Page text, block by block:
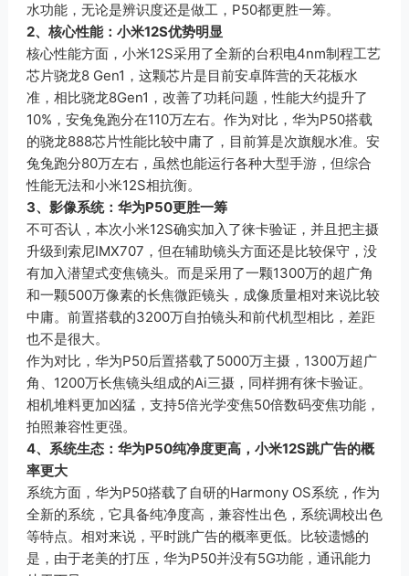
水功能，无论是辨识度还是做工，P50都更胜一筹。
2、核心性能：小米12S优势明显
核心性能方面，小米12S采用了全新的台积电4nm制程工艺
芯片骁龙8 Gen1，这颗芯片是目前安卓阵营的天花板水
准，相比骁龙8Gen1，改善了功耗问题，性能大约提升了
10%，安兔兔跑分在110万左右。作为对比，华为P50搭载
的骁龙888芯片性能比较中庸了，目前算是次旗舰水准。安
兔兔跑分80万左右，虽然也能运行各种大型手游，但综合
性能无法和小米12S相抗衡。
3、影像系统：华为P50更胜一筹
不可否认，本次小米12S确实加入了徕卡验证，并且把主摄
升级到索尼IMX707，但在辅助镜头方面还是比较保守，没
有加入潜望式变焦镜头。而是采用了一颗1300万的超广角
和一颗500万像素的长焦微距镜头，成像质量相对来说比较
中庸。前置搭载的3200万自拍镜头和前代机型相比，差距
也不是很大。
作为对比，华为P50后置搭载了5000万主摄，1300万超广
角、1200万长焦镜头组成的Ai三摄，同样拥有徕卡验证。
相机堆料更加凶猛，支持5倍光学变焦50倍数码变焦功能，
拍照兼容性更强。
4、系统生态：华为P50纯净度更高，小米12S跳广告的概
率更大
系统方面，华为P50搭载了自研的Harmony OS系统，作为
全新的系统，它具备纯净度高，兼容性出色，系统调校出色
等特点。相对来说，平时跳广告的概率更低。比较遗憾的
是，由于老美的打压，华为P50并没有5G功能，通讯能力